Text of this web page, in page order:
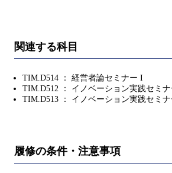
関連する科目
TIM.D514 ： 経営者論セミナー I
TIM.D512 ： イノベーション実践セミ
TIM.D513 ： イノベーション実践セミ
履修の条件・注意事項